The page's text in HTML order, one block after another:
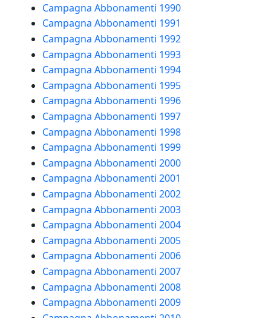
Campagna Abbonamenti 1990
Campagna Abbonamenti 1991
Campagna Abbonamenti 1992
Campagna Abbonamenti 1993
Campagna Abbonamenti 1994
Campagna Abbonamenti 1995
Campagna Abbonamenti 1996
Campagna Abbonamenti 1997
Campagna Abbonamenti 1998
Campagna Abbonamenti 1999
Campagna Abbonamenti 2000
Campagna Abbonamenti 2001
Campagna Abbonamenti 2002
Campagna Abbonamenti 2003
Campagna Abbonamenti 2004
Campagna Abbonamenti 2005
Campagna Abbonamenti 2006
Campagna Abbonamenti 2007
Campagna Abbonamenti 2008
Campagna Abbonamenti 2009